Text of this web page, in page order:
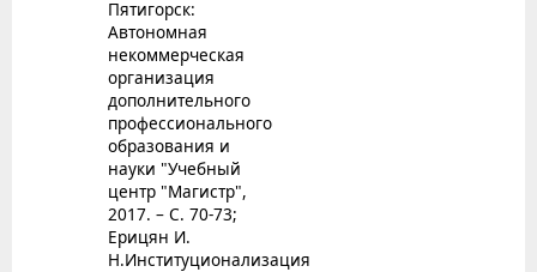
Пятигорск:
Автономная
некоммерческая
организация
дополнительного
профессионального
образования и
науки "Учебный
центр "Магистр",
2017. – С. 70-73;
Ерицян И.
Н.Институционализация